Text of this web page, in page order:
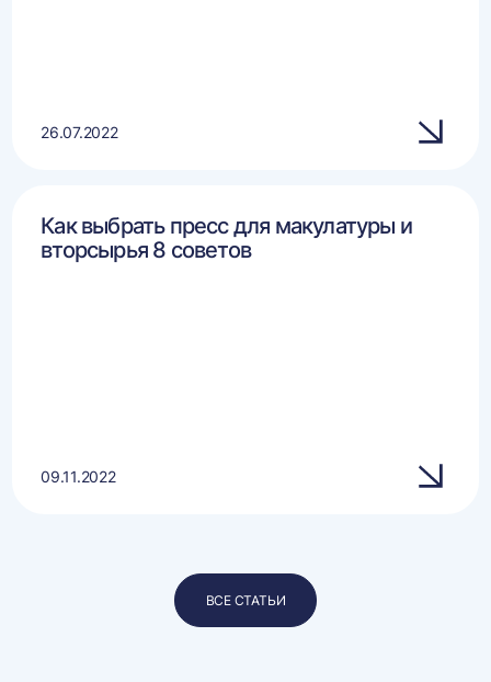
26.07.2022
Как выбрать пресс для макулатуры и
вторсырья 8 советов
09.11.2022
ВСЕ СТАТЬИ